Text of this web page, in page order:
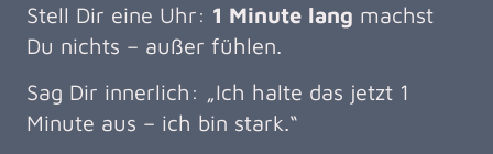
Stell Dir eine Uhr: 1 Minute lang machst
Du nichts – außer fühlen.
Sag Dir innerlich: „Ich halte das jetzt 1
Minute aus – ich bin stark.“